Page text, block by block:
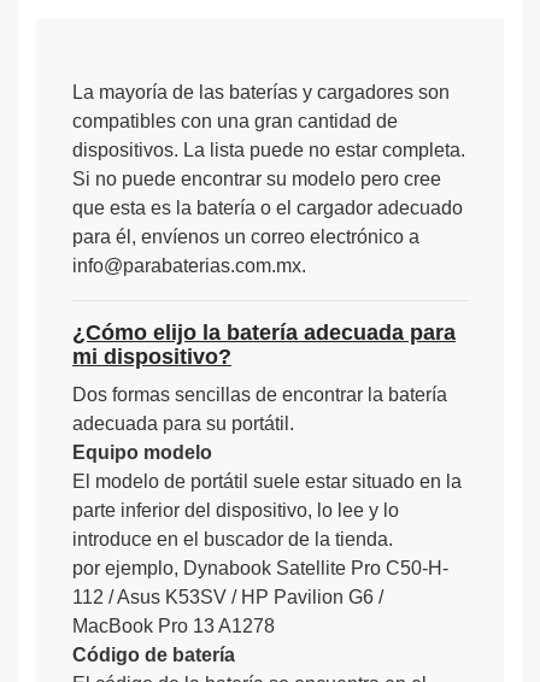
La mayoría de las baterías y cargadores son
compatibles con una gran cantidad de
dispositivos. La lista puede no estar completa.
Si no puede encontrar su modelo pero cree
que esta es la batería o el cargador adecuado
para él, envíenos un correo electrónico a
info@parabaterias.com.mx.
¿Cómo elijo la batería adecuada para
mi dispositivo?
Dos formas sencillas de encontrar la batería
adecuada para su portátil.
Equipo modelo
El modelo de portátil suele estar situado en la
parte inferior del dispositivo, lo lee y lo
introduce en el buscador de la tienda.
por ejemplo, Dynabook Satellite Pro C50-H-
112 / Asus K53SV / HP Pavilion G6 /
MacBook Pro 13 A1278
Código de batería